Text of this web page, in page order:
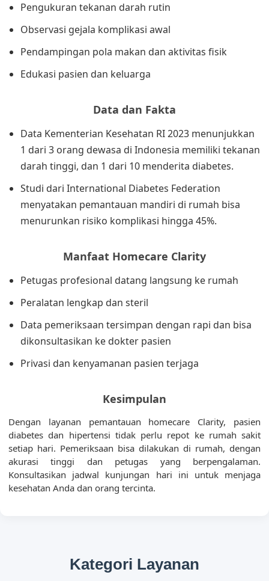
Pengukuran tekanan darah rutin
Observasi gejala komplikasi awal
Pendampingan pola makan dan aktivitas fisik
Edukasi pasien dan keluarga
Data dan Fakta
Data Kementerian Kesehatan RI 2023 menunjukkan
1 dari 3 orang dewasa di Indonesia memiliki tekanan
darah tinggi, dan 1 dari 10 menderita diabetes.
Studi dari International Diabetes Federation
menyatakan pemantauan mandiri di rumah bisa
menurunkan risiko komplikasi hingga 45%.
Manfaat Homecare Clarity
Petugas profesional datang langsung ke rumah
Peralatan lengkap dan steril
Data pemeriksaan tersimpan dengan rapi dan bisa
dikonsultasikan ke dokter pasien
Privasi dan kenyamanan pasien terjaga
Kesimpulan
Dengan layanan pemantauan homecare Clarity, pasien
diabetes dan hipertensi tidak perlu repot ke rumah sakit
setiap hari. Pemeriksaan bisa dilakukan di rumah, dengan
akurasi tinggi dan petugas yang berpengalaman.
Konsultasikan jadwal kunjungan hari ini untuk menjaga
kesehatan Anda dan orang tercinta.
Kategori Layanan